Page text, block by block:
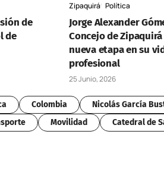
de
de
Zipaquirá Política
Jorge Alexander
Concejo de
nueva etapa en su
profesional
25 Junio, 2026
Colombia
Nicolás García
Movilidad Catedral de